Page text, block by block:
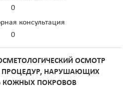
0
консультация
0
ОСМОТР
ПРОЦЕДУР, НАРУШАЮЩИХ
КОЖНЫХ ПОКРОВОВ